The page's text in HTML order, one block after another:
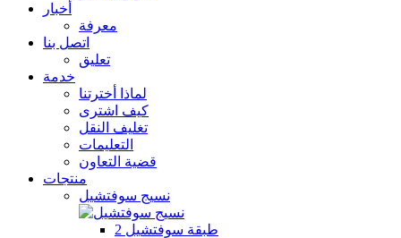
أخبار
معرفة
اتصل بنا
تعليق
خدمة
لماذا أخترتنا
كيف اشترى
تغليف النقل
التعليمات
قضية التعاون
منتجات
نسيج سوفتشيل
2 طبقة سوفتشيل